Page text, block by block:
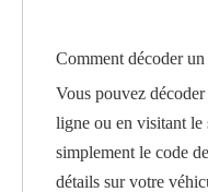
Comment décoder
Vous pouvez
ligne ou en visitant le
simplement le code
détails sur votre